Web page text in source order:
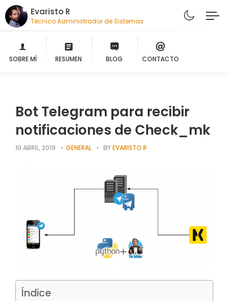
Evaristo R
Técnico Ad
SOBRE MÍ RESUMEN BLOG CONTACTO
Bot Telegram para recibir
notificaciones de Check_mk
10 ABRIL, 2019 GENERAL BYEVARISTO R
Índice